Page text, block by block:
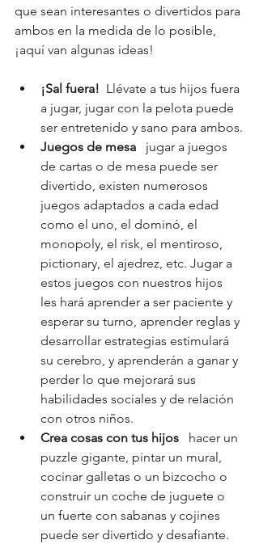
que sean interesantes o divertidos para
ambos en la medida de lo posible,
¡aquí van algunas ideas!
¡Sal fuera! Llévate a tus hijos fuera
a jugar, jugar con la pelota puede
ser entretenido y sano para ambos.
Juegos de mesa
   jugar a juegos
de cartas o de mesa puede ser
divertido, existen numerosos
juegos adaptados a cada edad
como el uno, el dominó, el
monopoly, el risk, el mentiroso,
pictionary, el ajedrez, etc. Jugar a
estos juegos con nuestros hijos
les hará aprender a ser paciente y
esperar su turno, aprender reglas y
desarrollar estrategias estimulará
su cerebro, y aprenderán a ganar y
perder lo que mejorará sus
habilidades sociales y de relación
con otros niños.
Crea cosas con tus hijos
   hacer un
puzzle gigante, pintar un mural,
cocinar galletas o un bizcocho o
construir un coche de juguete o
un fuerte con sabanas y cojines
puede ser divertido y desafiante.